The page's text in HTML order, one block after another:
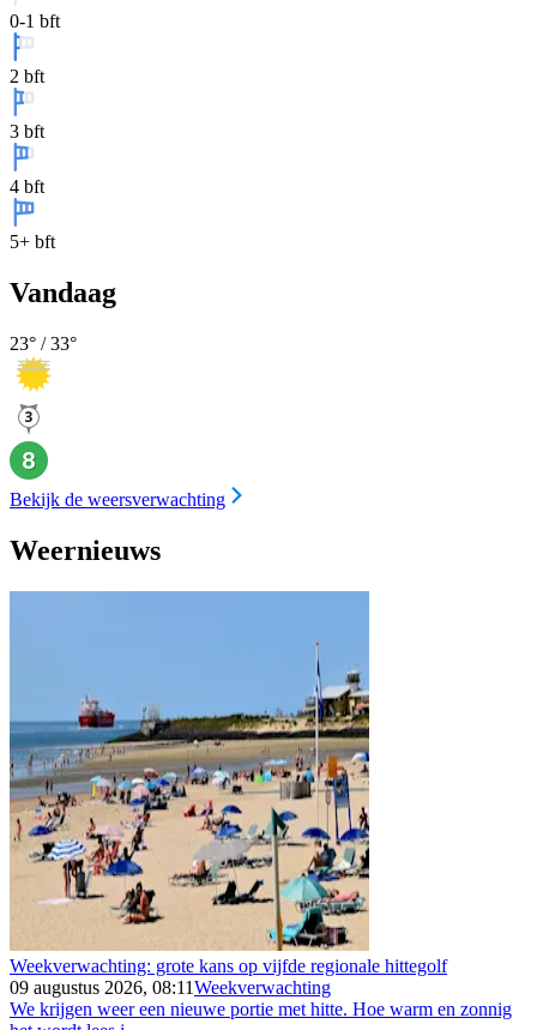
0-1 bft
2 bft
3 bft
4 bft
5+ bft
Vandaag
23° /33°
Bekijk de weersverwachting
Weernieuws
Weekverwachting: grote kans op vijfde regionale hittegolf
09 augustus 2026, 08:11Weekverwachting
We krijgen weer een nieuwe portie met hitte. Hoe warm en zonnig